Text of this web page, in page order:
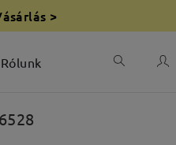
>
Rólunk